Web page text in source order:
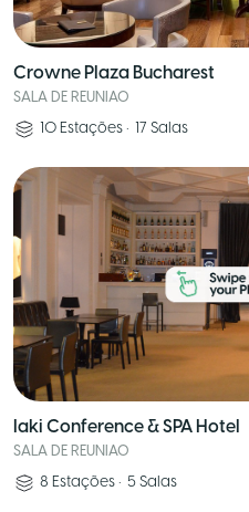
Crowne Plaza Bucharest
SALA DE REUNIAO
10 Estações • 17 Salas
Iaki Conference & SPA Hotel
SALA DE REUNIAO
8 Estações • 5 Salas